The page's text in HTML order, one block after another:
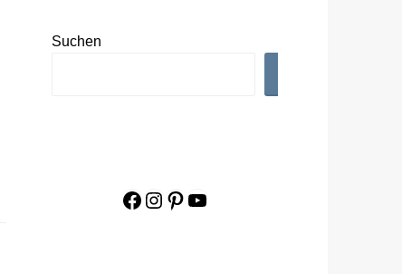
Suchen
Facebook
Instagram
Pinterest
YouTube